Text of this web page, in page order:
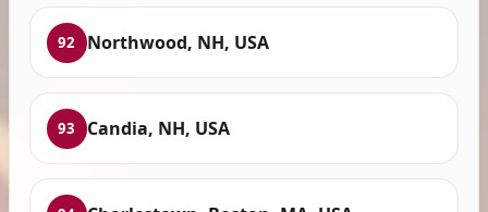
92 Northwood, NH, USA
93 Candia, NH, USA